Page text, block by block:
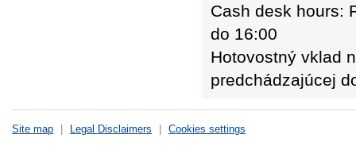
Cash desk hours:
do 16:00
Hotovostný vklad
predchádzajúcej
Site map | Legal Disclaimers | Cookies settings